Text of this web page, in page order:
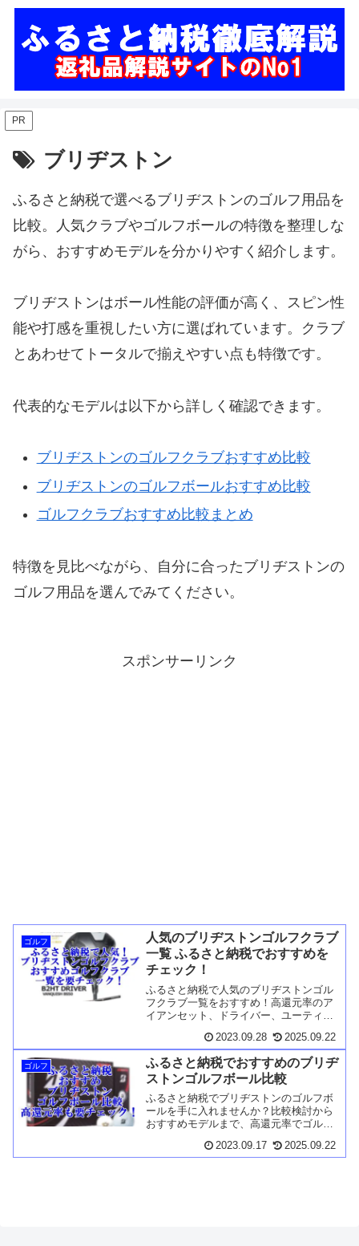
PR
ブリヂストン
ふるさと納税で選べるブリヂストンのゴルフ用品を
比較。人気クラブやゴルフボールの特徴を整理しな
がら、おすすめモデルを分かりやすく紹介します。
ブリヂストンはボール性能の評価が高く、スピン性
能や打感を重視したい方に選ばれています。クラブ
とあわせてトータルで揃えやすい点も特徴です。
代表的なモデルは以下から詳しく確認できます。
ブリヂストンのゴルフクラブおすすめ比較
ブリヂストンのゴルフボールおすすめ比較
ゴルフクラブおすすめ比較まとめ
特徴を見比べながら、自分に合ったブリヂストンの
ゴルフ用品を選んでみてください。
スポンサーリンク
ゴルフ
人気のブリヂストンゴルフクラブ
一覧 ふるさと納税でおすすめを
チェック！
ふるさと納税で人気のブリヂストンゴル
フクラブ一覧をおすすめ！高還元率のア
イアンセット、ドライバー、ユーティリ
一覧でご紹介。ゴルフ愛好者必見の特典
付きおすすめ品！
2023.09.28 2025.09.22
ゴルフ
ふるさと納税でおすすめのブリヂ
ストンゴルフボール比較
ふるさと納税でブリヂストンのゴルフボ
ールを手に入れませんか？比較検討から
おすすめモデルまで、高還元率でゴルフ
2023.09.17 2025.09.22